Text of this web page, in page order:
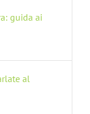
guida ai
al